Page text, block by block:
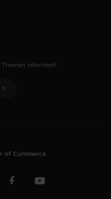
informiert.
of Commerce